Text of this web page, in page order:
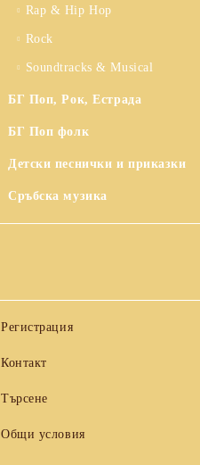
Rap & Hip Hop
Rock
Soundtracks & Musical
БГ Поп, Рок, Естрада
БГ Поп фолк
Детски песнички и приказки
Сръбска музика
Регистрация
Контакт
Търсене
Общи условия